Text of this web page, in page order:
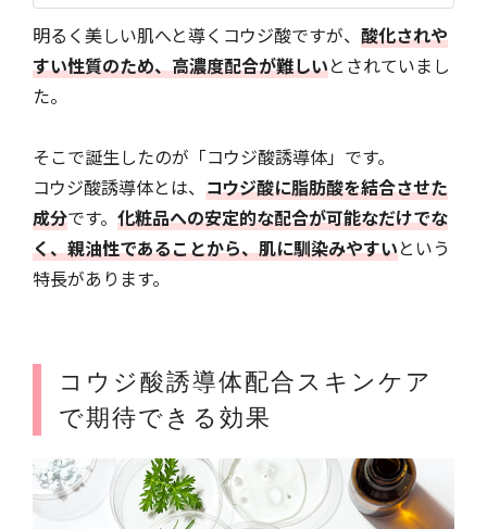
明るく美しい肌へと導くコウジ酸ですが、 酸化されや
すい性質のため、高濃度配合が難しいとされていまし
た。
そこで誕生したのが「コウジ酸誘導体」です。
コウジ酸誘導体とは、 コウジ酸に脂肪酸を結合させた
成分です。 化粧品への安定的な配合が可能なだけでな
く、親油性であることから、肌に馴染みやすいという
特長があります。
コウジ酸誘導体配合スキンケア
で期待できる効果